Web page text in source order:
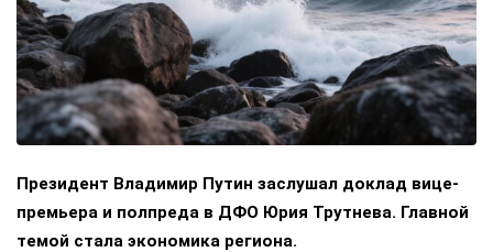
Президент Владимир Путин заслушал доклад вице-
премьера и полпреда в ДФО Юрия Трутнева. Главной
темой стала экономика региона.